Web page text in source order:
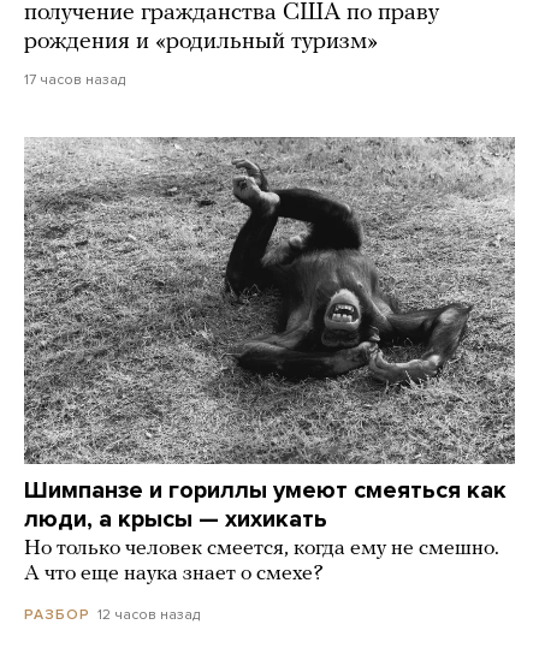
получение гражданства США по праву
рождения и «родильный туризм»
17 часов назад
Шимпанзе и гориллы умеют смеяться как
люди, а крысы — хихикать
Но только человек смеется, когда ему не смешно.
А что еще наука знает о смехе?
РАЗБОР 12 часов назад